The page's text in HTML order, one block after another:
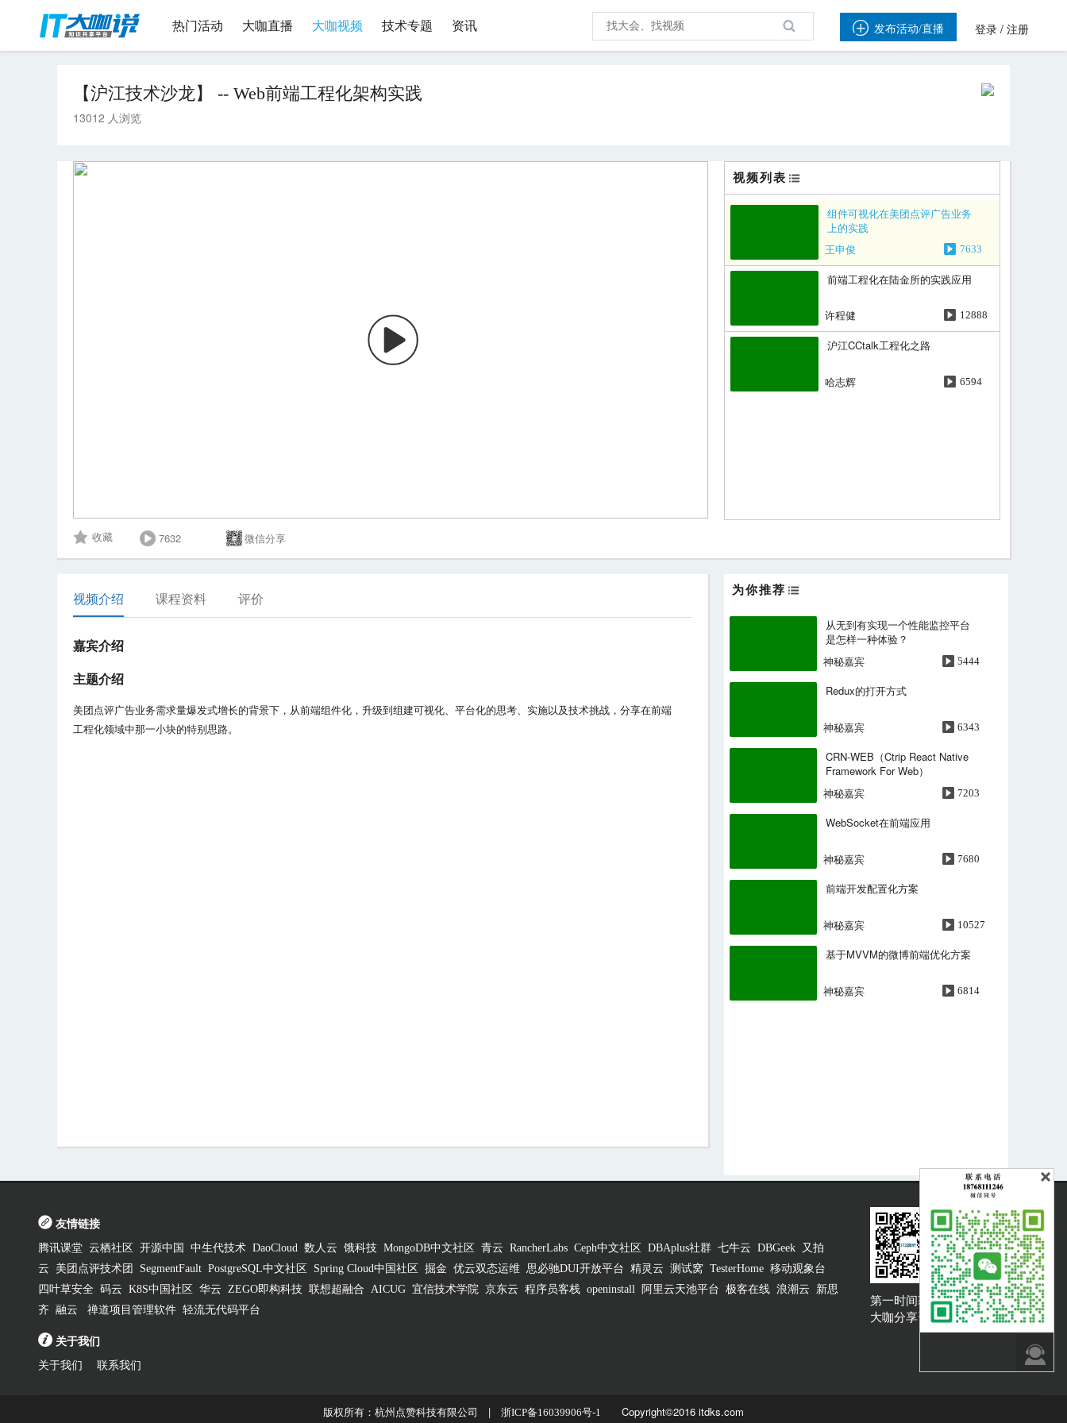

热门活动 大咖直播 大咖视频 技术专题 资讯  发布活动/直播 登录 / 注册
【沪江技术沙龙】 -- Web前端工程化架构实践
13012 人浏览
收藏 7632 微信分享
视频列表
组件可视化在美团点评广告业务
上的实践
王申俊
7633
前端工程化在陆金所的实践应用
许程健 12888
沪江CCtalk工程化之路
哈志辉 6594
视频介绍 课程资料 评价
嘉宾介绍
主题介绍
美团点评广告业务需求量爆发式增长的背景下，从前端组件化，升级到组建可视化、平台化的思考、实施以及技术挑战，分享在前端
工程化领域中那一小块的特别思路。
为你推荐
从无到有实现一个性能监控平台
是怎样一种体验？
神秘嘉宾
5444
Redux的打开方式
神秘嘉宾 6343
CRN-WEB（Ctrip React Native
Framework For Web）
神秘嘉宾
7203
WebSocket在前端应用
神秘嘉宾 7680
前端开发配置化方案
神秘嘉宾 10527
基于MVVM的微博前端优化方案
神秘嘉宾 6814
友情链接
腾讯课堂 云栖社区 开源中国 中生代技术 DaoCloud 数人云 饿科技 MongoDB中文社区 青云 RancherLabs Ceph中文社区 DBAplus社群 七牛云 DBGeek
又拍
云
美团点评技术团 SegmentFault PostgreSQL中文社区 Spring Cloud中国社区 掘金 优云双态运维 思必驰DUI开放平台 精灵云 测试窝 TesterHome 移动观象台
四叶草安全 码云 K8S中国社区 华云 ZEGO即构科技 联想超融合 AICUG 宜信技术学院 京东云 程序员客栈 openinstall 阿里云天池平台 极客在线 浪潮云
新思
齐 融云 禅道项目管理软件 轻流无代码平台
关于我们
关于我们 联系我们
第一时间获取
大咖分享资讯
大咖说吐槽客服
版权所有：杭州点赞科技有限公司 | 浙ICP备16039906号-1 Copyright©2016 itdks.com